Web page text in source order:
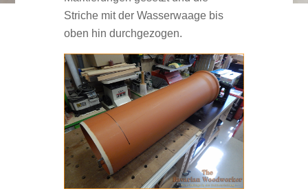
Striche mit der Wasserwaage bis
oben hin durchgezogen.